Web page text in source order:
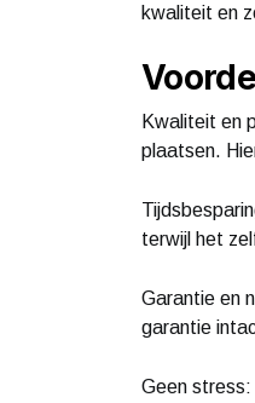
kwaliteit en
Kwaliteit en
plaatsen.
terwijl het
Garantie en
garantie
Geen